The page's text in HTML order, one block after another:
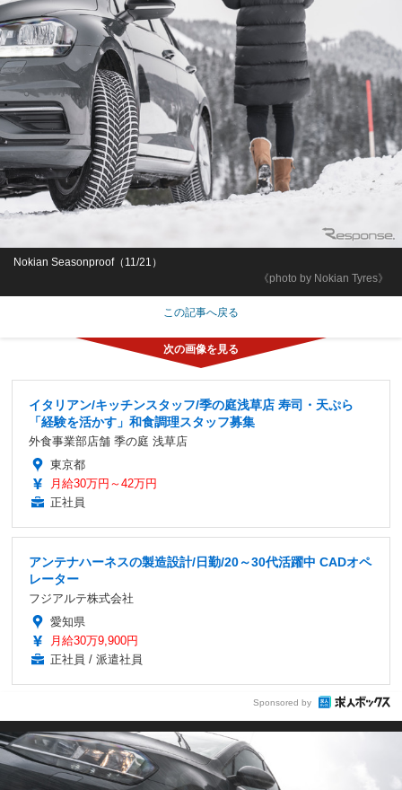
《photo by Nokian Tyres》
Nokian Seasonproof（11/21）
この記事へ戻る
イタリアン/キッチンスタッフ/季の庭浅草店 寿司・天ぷら
「経験を活かす」和食調理スタッフ募集
外食事業部店舗 季の庭 浅草店
東京都
月給30万円～42万円
正社員
アンテナハーネスの製造設計/日勤/20～30代活躍中 CADオペ
レーター
フジアルテ株式会社
愛知県
月給30万9,900円
正社員 / 派遣社員
Sponsored by